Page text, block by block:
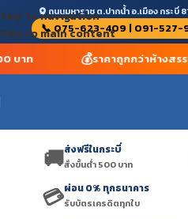
Skip to navigation
Skip to main content
ถนนมหาราช ต.ปากน้ำ อ.เมือง กระบี่
📞 075-623-409 | 091-527-
บาท 💰ราคาถูกกว่าห้างสร
🚚ส่งฟรีในกระบี่
สั่งขั้นต่ำ 500 บาท
💳ผ่อน 0% ทุกธนาคาร
รับบัตรเครดิตทุกใบ